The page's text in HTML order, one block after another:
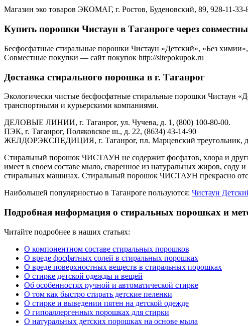
Магазин эко товаров ЭКОМАГ, г. Ростов, Буденовский, 89, 928-11-33-
Купить порошки Чистаун в Таганроге через
Бесфосфатные стиральные порошки Чистаун «Детский», «Без
Совместные покупки — сайт покупок http://sitepokupok.ru
Доставка стирального порошка в г. Таганрог
Экологически чистые бесфосфатные стиральные порошки Чистаун
транспортными и курьерскими компаниями.
ДЕЛОВЫЕ ЛИНИИ, г. Таганрог, ул. Чучева, д. 1, (800) 100-80-00.
ПЭК, г. Таганрог, Поляковское ш., д. 22, (8634) 43-14-90
ЖЕЛДОРЭКСПЕДИЦИЯ, г. Таганрог, пл. Марцевский треугольник, д.
Стиральный порошок ЧИСТАУН не содержит фосфатов, хлора и
имеет в своем составе мыло, сваренное из натуральных жиров,
стиральных машинах. Стиральный порошок ЧИСТАУН прекрасно
Наибольшей популярностью в Таганроге пользуются: Чистаун
Подробная информация о стиральных порошках и
Читайте подробнее в наших статьях:
О компонентном составе стиральных порошков
О вреде фосфатных солей в стиральных порошках
О вреде поверхностных веществ в стиральных порошках
О стирке детской одежды и вещей
Об особенностях ручной и автоматической стирке
О том как быстро стирать детские пеленки
О стирке и выведении пятен на детской одежде
О гипоаллергенных порошках для стирки
О натуральных детских порошках на основе мыла